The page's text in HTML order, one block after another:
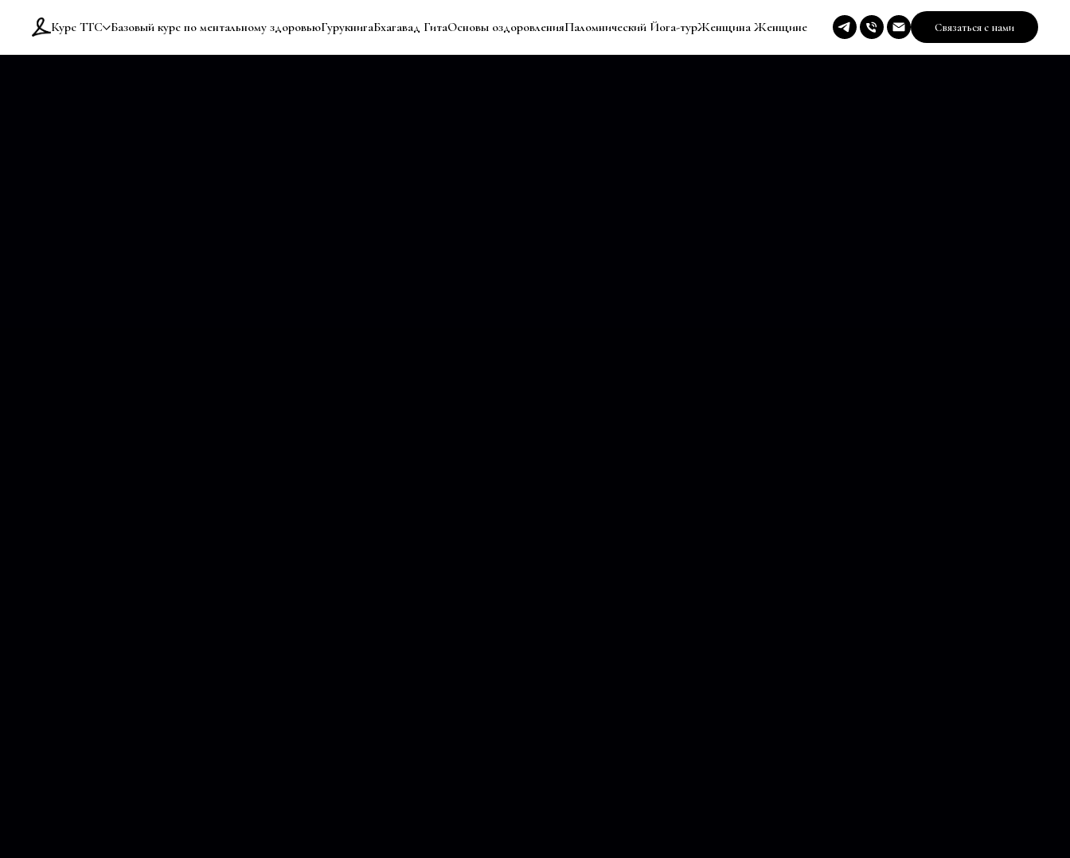
Курс TTC Базовый курс по ментальному здоровьюГурукнигаБхагавад ГитаОсновы оздоровленияПаломнический Йога-турЖенщина Женщине Связаться с нами